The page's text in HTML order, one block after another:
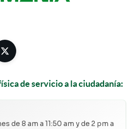
de servicio a la ciudadanía:
de 8 am a 11:50 am y de 2 pm a